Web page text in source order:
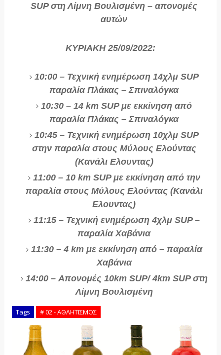
SUP στη Λίμνη Βουλισμένη – απονομές
αυτών
ΚΥΡΙΑΚΗ 25/09/2022:
10:00 – Τεχνική ενημέρωση 14χλμ SUP
παραλία Πλάκας – Σπιναλόγκα
10:30 – 14 km SUP με εκκίνηση από
παραλία Πλάκας – Σπιναλόγκα
10:45 – Τεχνική ενημέρωση 10χλμ SUP
στην παραλία στους Μύλους Ελούντας
(Κανάλι Ελουντας)
11:00 – 10 km SUP με εκκίνηση από την
παραλία στους Μύλους Ελούντας (Κανάλι
Ελουντας)
11:15 – Τεχνική ενημέρωση 4χλμ SUP –
παραλία Χαβάνια
11:30 – 4 km με εκκίνηση από – παραλία
Χαβάνια
14:00 – Απονομές 10km SUP/ 4km SUP στη
Λίμνη Βουλισμένη
Tags # 02 - ΑΘΛΗΤΙΣΜΟΣ